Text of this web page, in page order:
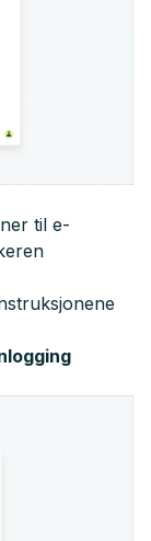
til e-